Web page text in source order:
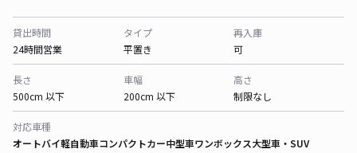
貸出時間
24時間営業
タイプ
平置き
再入庫
可
長さ
500cm 以下
車幅
200cm 以下
高さ
制限なし
対応車種
オートバイ軽自動車コンパクトカー中型車ワンボックス大型車・SUV